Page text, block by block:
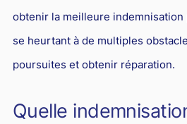
obtenir la meilleure
se heurtant à de multiples
poursuites et obtenir réparation.
Quelle